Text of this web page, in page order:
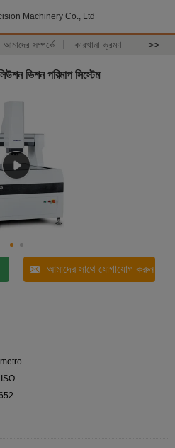
Machinery Co., Ltd
আমাদের সম্পর্কে কারখানা ভ্রমণ >>
ভিশন পরিমাপ সিস্টেম
আমাদের সাথে যোগাযোগ করুন